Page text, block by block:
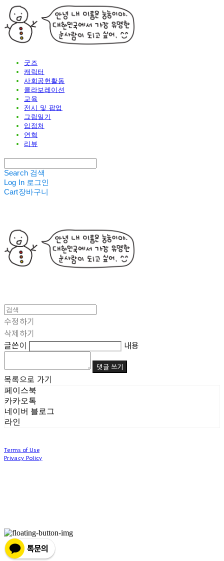
굿즈
캐릭터
사회공헌활동
콜라보레이션
교육
전시 및 팝업
그림일기
입점처
연혁
리뷰
Search 검색
Log In 로그인
Cart장바구니
수정하기
삭제하기
글쓴이
내용
댓글 쓰기
목록으로 가기
페이스북
카카오톡
네이버 블로그
라인
Terms of Use
Privacy Policy